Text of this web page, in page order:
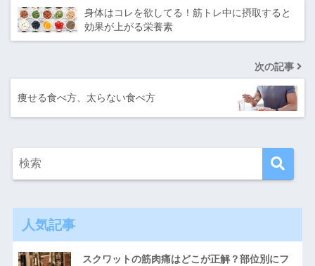
身体はコレを欲してる！筋トレ中に摂取すると
効果が上がる栄養素
次の記事
痩せる食べ方、太らない食べ方
人気記事
スクワットの筋肉痛はどこが正解？部位別にフ